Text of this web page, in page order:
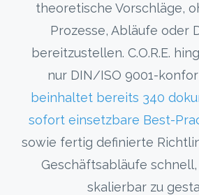
theoretische Vorschläge,
Prozesse, Abläufe oder
bereitzustellen. C.O.R.E.
nur DIN/ISO 9001-
beinhaltet bereits 340
sofort einsetzbare Best-
sowie fertig definierte
Geschäftsabläufe schnell,
skalierbar zu